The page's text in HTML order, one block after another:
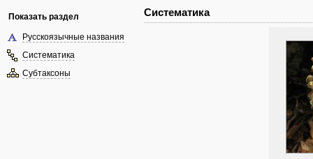
Показать раздел
Русскоязычные названия
Систематика
Субтаксоны
Систематика